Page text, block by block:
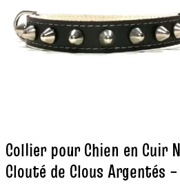
Collier pour Chien en Cuir
Clouté de Clous Argentés